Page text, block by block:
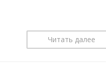
Читать далее